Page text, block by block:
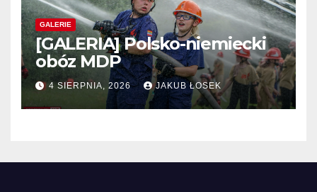
GALERIE
[GALERIA] Polsko-niemiecki
obóz MDP
4 SIERPNIA, 2026 JAKUB ŁOSEK